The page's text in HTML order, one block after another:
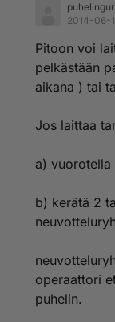
2014-06-
Pitoon voi
pelkästään
aikana ) tai
Jos laittaa
a) vuorotella
b) kerätä 2
operaattori
puhelin.